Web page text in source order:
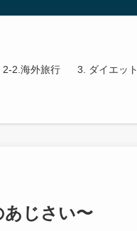
2-2.海外旅行 3. ダイエット
あじさい〜